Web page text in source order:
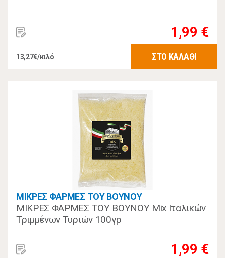
1,99 €
13,27€/κιλό ΣΤΟ ΚΑΛΑΘΙ
ΜΙΚΡΕΣ ΦΑΡΜΕΣ ΤΟΥ ΒΟΥΝΟΥ
ΜΙΚΡΕΣ ΦΑΡΜΕΣ ΤΟΥ ΒΟΥΝΟΥ Mix Ιταλικών
Τριμμένων Τυριών 100γρ
1,99 €